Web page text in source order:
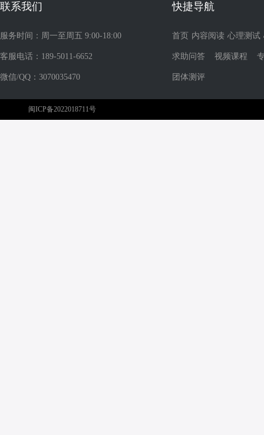
联系我们
服务时间：周一至周五 9:00-18:00
客服电话：189-5011-6652
微信/QQ：3070035470
快捷导航
首页 内容阅读 心理测试
求助问答 视频课程
团体测评
闽ICP备2022018711号